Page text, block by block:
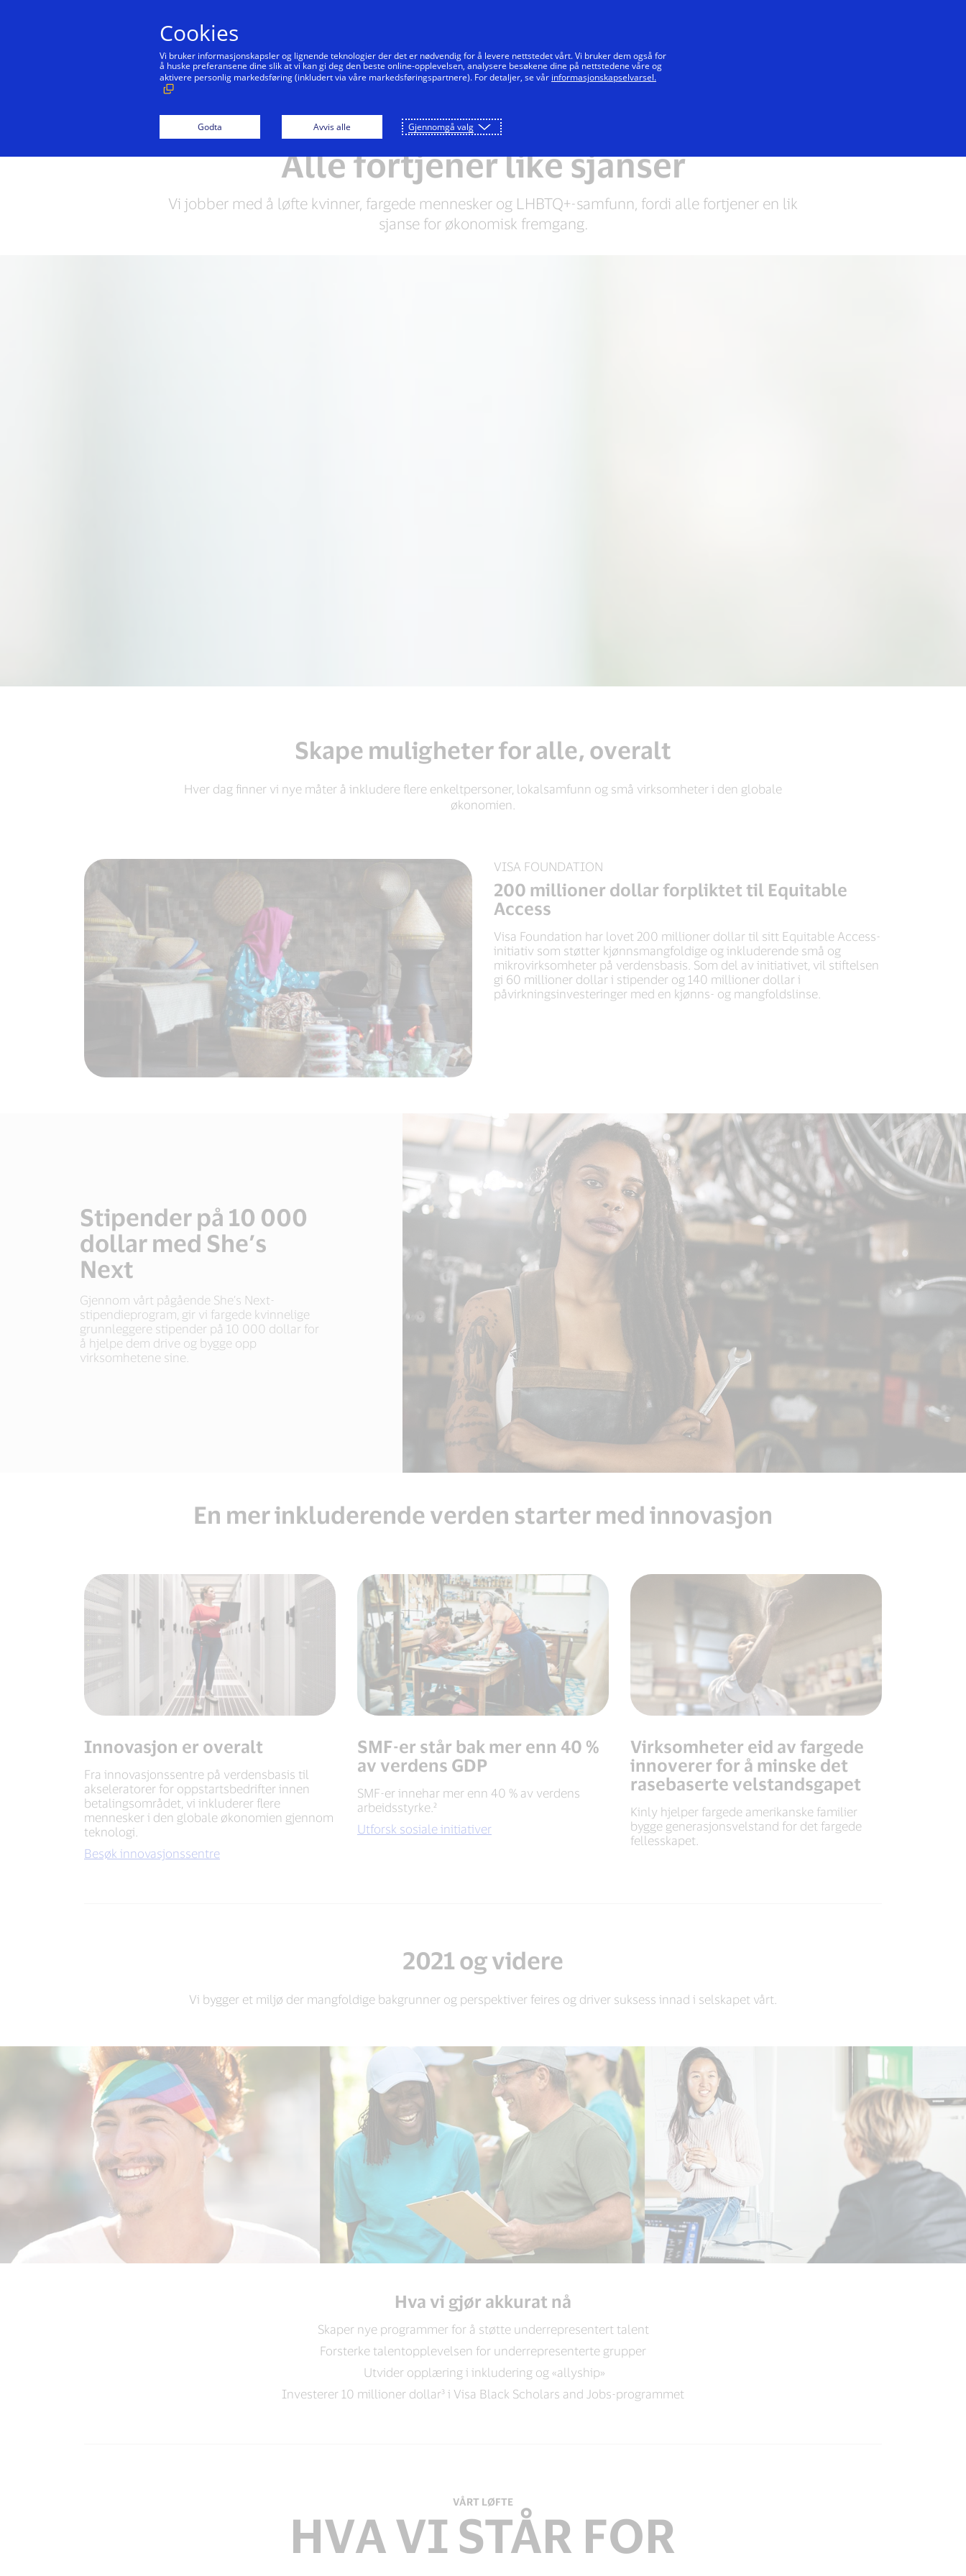
Alle fortjener like sjanser
Vi jobber med å løfte kvinner, fargede mennesker og LHBTQ+-samfunn, fordi alle fortjener en lik
sjanse for økonomisk fremgang.
Skape muligheter for alle, overalt
Hver dag finner vi nye måter å inkludere flere enkeltpersoner, lokalsamfunn og små virksomheter i den globale
økonomien.
VISA FOUNDATION
200 millioner dollar forpliktet til Equitable
Access
Visa Foundation har lovet 200 millioner dollar til sitt Equitable Access-
initiativ som støtter kjønnsmangfoldige og inkluderende små og
mikrovirksomheter på verdensbasis. Som del av initiativet, vil stiftelsen
gi 60 millioner dollar i stipender og 140 millioner dollar i
påvirkningsinvesteringer med en kjønns- og mangfoldslinse.
Stipender på 10 000
dollar med She’s
Next
Gjennom vårt pågående She’s Next-
stipendieprogram, gir vi fargede kvinnelige
grunnleggere stipender på 10 000 dollar for
å hjelpe dem drive og bygge opp
virksomhetene sine.
En mer inkluderende verden starter med innovasjon
Innovasjon er overalt
Fra innovasjonssentre på verdensbasis til
akseleratorer for oppstartsbedrifter innen
betalingsområdet, vi inkluderer flere
mennesker i den globale økonomien gjennom
teknologi.
Besøk innovasjonssentre
SMF-er står bak mer enn 40 %
av verdens GDP
SMF-er innehar mer enn 40 % av verdens
arbeidsstyrke.²
Utforsk sosiale initiativer
Virksomheter eid av fargede
innoverer for å minske det
rasebaserte velstandsgapet
Kinly hjelper fargede amerikanske familier
bygge generasjonsvelstand for det fargede
fellesskapet.
2021 og videre
Vi bygger et miljø der mangfoldige bakgrunner og perspektiver feires og driver suksess innad i selskapet vårt.
Hva vi gjør akkurat nå
Skaper nye programmer for å støtte underrepresentert talent
Forsterke talentopplevelsen for underrepresenterte grupper
Utvider opplæring i inkludering og «allyship»
Investerer 10 millioner dollar³ i Visa Black Scholars and Jobs-programmet
VÅRT LØFTE
HVA VI STÅR FOR
Cookies
Vi bruker informasjonskapsler og lignende teknologier der det er nødvendig for å levere nettstedet vårt. Vi bruker dem også for
å huske preferansene dine slik at vi kan gi deg den beste online-opplevelsen, analysere besøkene dine på nettstedene våre og
aktivere personlig markedsføring (inkludert via våre markedsføringspartnere). For detaljer, se vår informasjonskapselvarsel.
Godta Avvis alle Gjennomgå valg